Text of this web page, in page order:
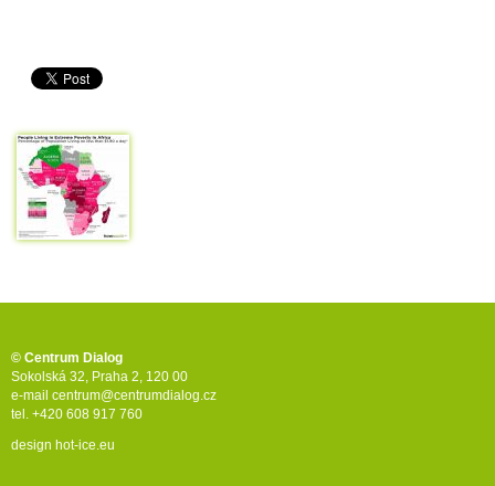
© Centrum Dialog
Sokolská 32, Praha 2, 120 00
e-mail centrum@centrumdialog.cz
tel. +420 608 917 760
design hot-ice.eu